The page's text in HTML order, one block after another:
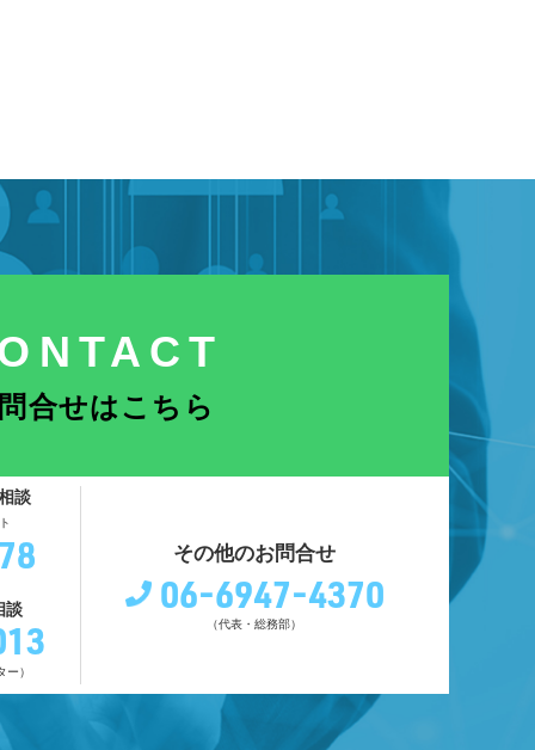
合せはこちら
談
談
）
その他のお問合せ
06-6947-4370
（代表・総務部）